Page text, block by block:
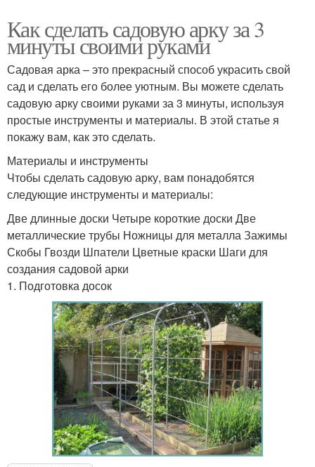
Как сделать садовую арку за 3
минуты своими руками
Садовая арка – это прекрасный способ украсить свой
сад и сделать его более уютным. Вы можете сделать
садовую арку своими руками за 3 минуты, используя
простые инструменты и материалы. В этой статье я
покажу вам, как это сделать.
Материалы и инструменты
Чтобы сделать садовую арку, вам понадобятся
следующие инструменты и материалы:
Две длинные доски Четыре короткие доски Две
металлические трубы Ножницы для металла Зажимы
Скобы Гвозди Шпатели Цветные краски Шаги для
создания садовой арки
1. Подготовка досок